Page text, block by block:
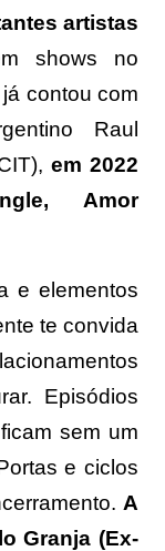
artistas
shows no
contou com
Raul
em 2022
Amor
e elementos
te convida
Episódios
sem um
e ciclos
A
Granja (Ex-